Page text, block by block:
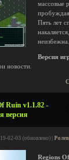
массовые
Пять лет
неизбежна.
Версия
новости.
Ruin v1.1.82 -
версия
02-03 (обновлено) |
Regions